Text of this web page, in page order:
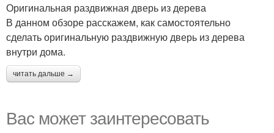
Оригинальная раздвижная дверь из дерева
В данном обзоре расскажем, как самостоятельно
сделать оригинальную раздвижную дверь из дерева
внутри дома.
читать дальше →
Вас может заинтересовать